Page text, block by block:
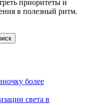
приоритеты и
в полезный ритм.
более
света в